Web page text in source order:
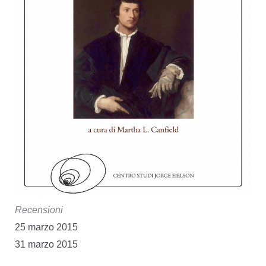
Recensioni
25 marzo 2015
31 marzo 2015